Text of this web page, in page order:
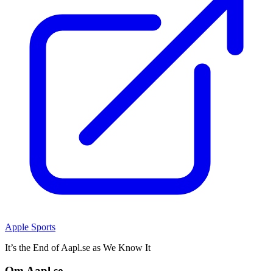
Apple Sports
It’s the End of Aapl.se as We Know It